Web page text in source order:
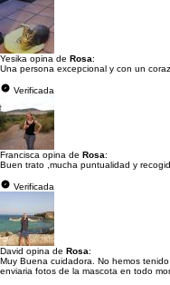
Yesika opina de Rosa:
Una persona excepcional y con un
Verificada
Francisca opina de Rosa:
Buen trato ,mucha puntualidad y
Verificada
David opina de Rosa:
Muy Buena cuidadora. No hemos
enviaria fotos de la mascota en todo